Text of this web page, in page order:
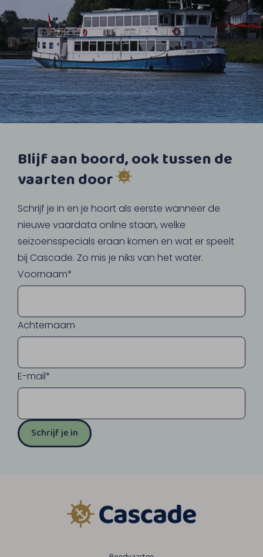
Blijf aan boord, ook tussen de
vaarten door
Schrijf je in en je hoort als eerste wanneer de
nieuwe vaardata online staan, welke
seizoensspecials eraan komen en wat er speelt
bij Cascade. Zo mis je niks van het water.
Voornaam*
Achternaam
E-mail*
Schrijf je in